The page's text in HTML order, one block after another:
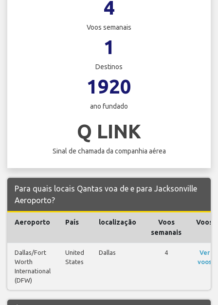
4
Voos semanais
1
Destinos
1920
ano fundado
Q LINK
Sinal de chamada da companhia aérea
Para quais locais Qantas voa de e para Jacksonville
Aeroporto?
Aeroporto País localização
Voos
semanais
Voos
Dallas/Fort
Worth
International
(DFW)
United
States
Dallas 4
Ver
voos